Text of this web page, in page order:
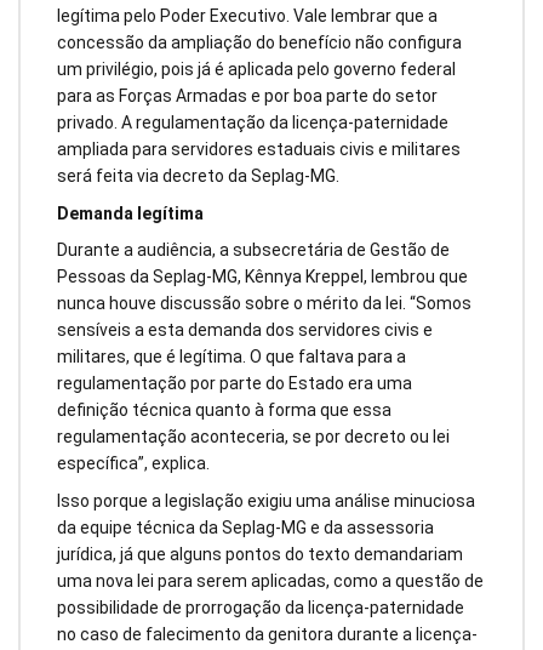
legítima pelo Poder Executivo. Vale lembrar que a
concessão da ampliação do benefício não configura
um privilégio, pois já é aplicada pelo governo federal
para as Forças Armadas e por boa parte do setor
privado. A regulamentação da licença-paternidade
ampliada para servidores estaduais civis e militares
será feita via decreto da Seplag-MG.
Demanda legítima
Durante a audiência, a subsecretária de Gestão de
Pessoas da Seplag-MG, Kênnya Kreppel, lembrou que
nunca houve discussão sobre o mérito da lei. “Somos
sensíveis a esta demanda dos servidores civis e
militares, que é legítima. O que faltava para a
regulamentação por parte do Estado era uma
definição técnica quanto à forma que essa
regulamentação aconteceria, se por decreto ou lei
específica”, explica.
Isso porque a legislação exigiu uma análise minuciosa
da equipe técnica da Seplag-MG e da assessoria
jurídica, já que alguns pontos do texto demandariam
uma nova lei para serem aplicadas, como a questão de
possibilidade de prorrogação da licença-paternidade
no caso de falecimento da genitora durante a licença-